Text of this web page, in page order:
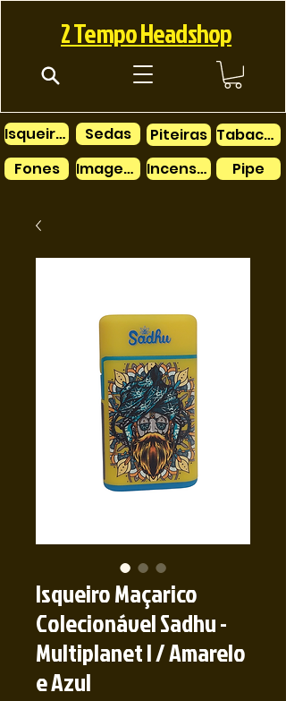
2 Tempo Headshop
Isqueiros
Fones
Sedas
Imagens
Piteiras
Tabacos
Incensos
Pipe
Isqueiro Maçarico
Colecionável Sadhu -
Multiplanet I / Amarelo
e Azul